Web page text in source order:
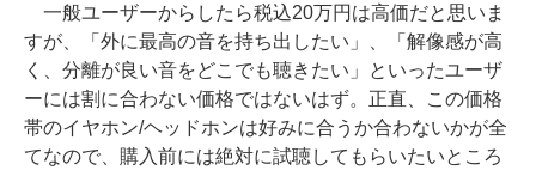
一般ユーザーからしたら税込20万円は高価だと思いま
すが、「外に最高の音を持ち出したい」、「解像感が高
く、分離が良い音をどこでも聴きたい」といったユーザ
ーには割に合わない価格ではないはず。正直、この価格
帯のイヤホン/ヘッドホンは好みに合うか合わないかが全
てなので、購入前には絶対に試聴してもらいたいところ